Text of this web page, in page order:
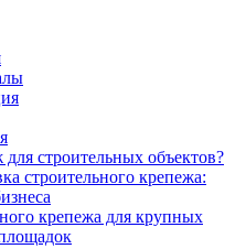
строительных объектов?
строительного крепежа:
крепежа для крупных